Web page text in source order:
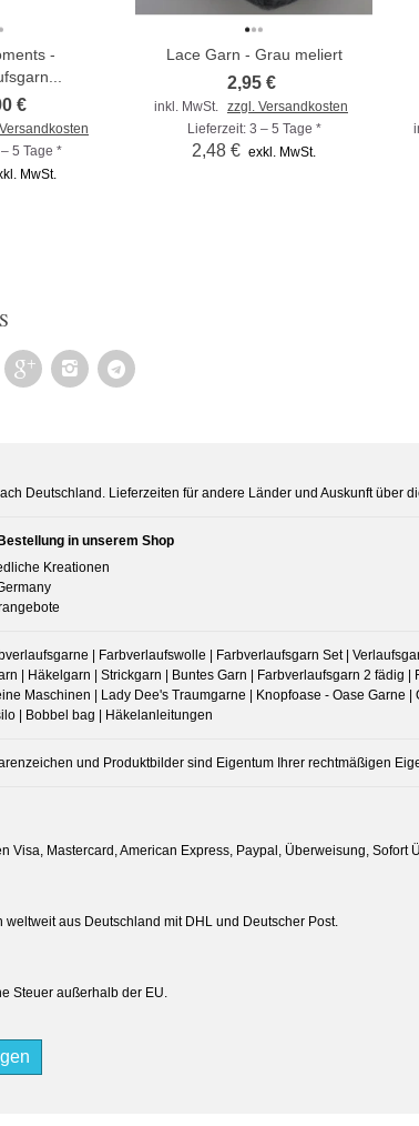
-
€
5 Tage *
MwSt.
Lace Garn - Grau meliert
2,95 €
inkl. MwSt.
zzgl. Versandkosten
Lieferzeit: 3 – 5 Tage *
2,48 € exkl. MwSt.
Deutschland. Lieferzeiten für andere Länder und Auskunft über
in unserem Shop
Kreationen
| Farbverlaufswolle | Farbverlaufsgarn Set |
| Häkelgarn | Strickgarn | Buntes Garn | Farbverlaufsgarn 2
Maschinen | Lady Dee's Traumgarne | Knopfoase - Oase
| Bobbel bag | Häkelanleitungen
und Produktbilder sind Eigentum Ihrer rechtmäßigen
Visa, Mastercard, American Express, Paypal, Überweisung, Sofort
weltweit aus Deutschland mit DHL und Deutscher Post.
Steuer außerhalb der EU.